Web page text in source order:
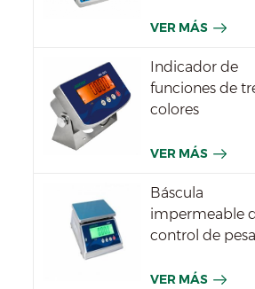
VER MÁS
Indicador de
funciones de
colores
531T
VER MÁS
Báscula
impermeable
control de
industria
VER MÁS